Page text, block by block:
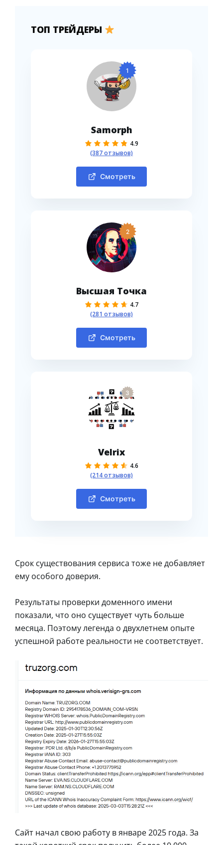
ТОП ТРЕЙДЕРЫ
1
Samorph
4.9
(387 отзывов)
Смотреть
2
Высшая Точка
4.7
(281 отзывов)
Смотреть
3
Velrix
4.6
(214 отзывов)
Смотреть
Срок существования сервиса тоже не добавляет
ему особого доверия.
Результаты проверки доменного имени
показали, что оно существует чуть больше
месяца. Поэтому легенда о двухлетнем опыте
успешной работе реальности не соответствует.
Сайт начал свою работу в январе 2025 года. За